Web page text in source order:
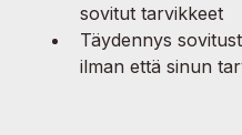
sovitut tarvikkeet
Täydennys
ilman että sinun